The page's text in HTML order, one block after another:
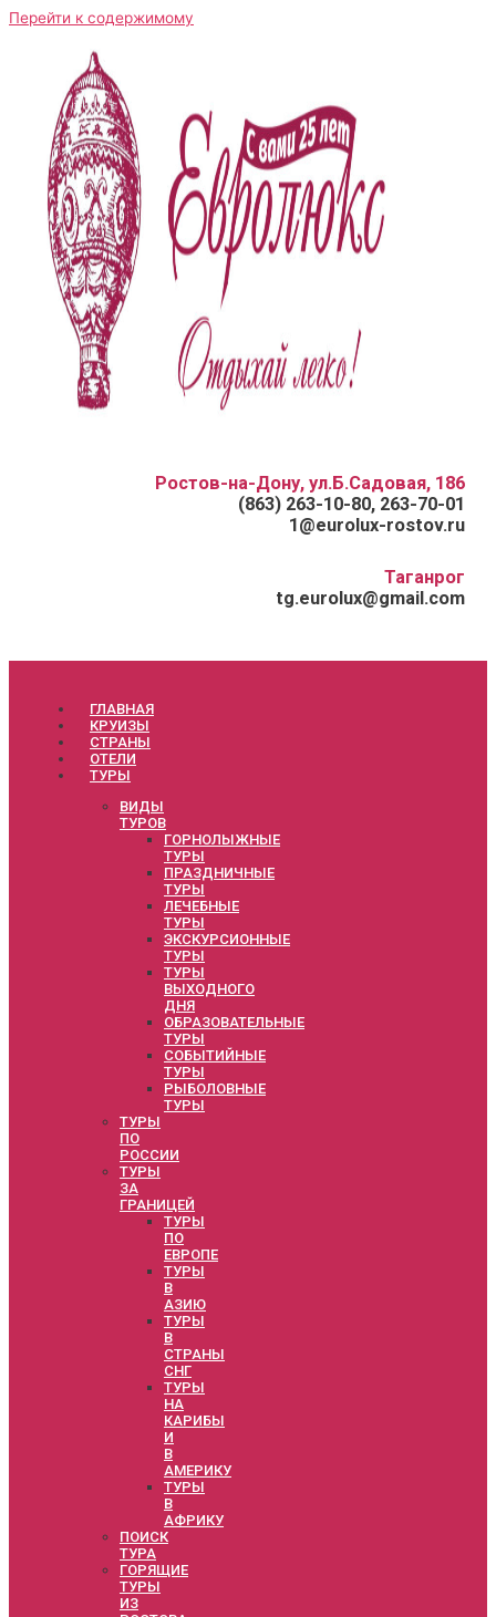
Перейти к содержимому
Ростов-на-Дону, ул.Б.Садовая, 186
(863) 263-10-80, 263-70-01
1@eurolux-rostov.ru
Таганрог
tg.eurolux@gmail.com
ГЛАВНАЯ
КРУИЗЫ
СТРАНЫ
ОТЕЛИ
ТУРЫ
ВИДЫ
ТУРОВ
ГОРНОЛЫЖНЫЕ
ТУРЫ
ПРАЗДНИЧНЫЕ
ТУРЫ
ЛЕЧЕБНЫЕ
ТУРЫ
ЭКСКУРСИОННЫЕ
ТУРЫ
ТУРЫ
ВЫХОДНОГО
ДНЯ
ОБРАЗОВАТЕЛЬНЫЕ
ТУРЫ
СОБЫТИЙНЫЕ
ТУРЫ
РЫБОЛОВНЫЕ
ТУРЫ
ТУРЫ
ПО
РОССИИ
ТУРЫ
ЗА
ГРАНИЦЕЙ
ТУРЫ
ПО
ЕВРОПЕ
ТУРЫ
В
АЗИЮ
ТУРЫ
В
СТРАНЫ
СНГ
ТУРЫ
НА
КАРИБЫ
И
В
АМЕРИКУ
ТУРЫ
В
АФРИКУ
ПОИСК
ТУРА
ГОРЯЩИЕ
ТУРЫ
ИЗ